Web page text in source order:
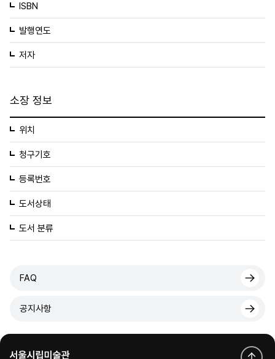
ISBN
발행연도
저자
소장 정보
위치
청구기호
등록번호
도서상태
도서 분류
FAQ
공지사항